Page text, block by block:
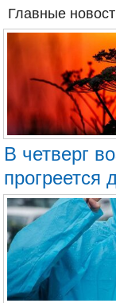
Главные
В четверг
прогреется